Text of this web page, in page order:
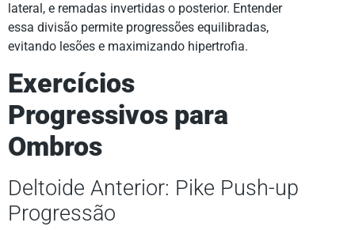
lateral, e remadas invertidas o posterior. Entender
essa divisão permite progressões equilibradas,
evitando lesões e maximizando hipertrofia.
Exercícios
Progressivos para
Ombros
Deltoide Anterior: Pike Push-up
Progressão